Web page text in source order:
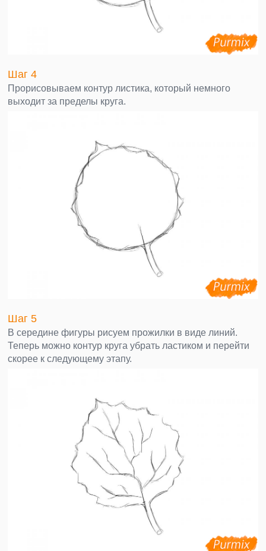
Шаг 4
Прорисовываем контур листика, который немного
выходит за пределы круга.
Шаг 5
В середине фигуры рисуем прожилки в виде линий.
Теперь можно контур круга убрать ластиком и перейти
скорее к следующему этапу.